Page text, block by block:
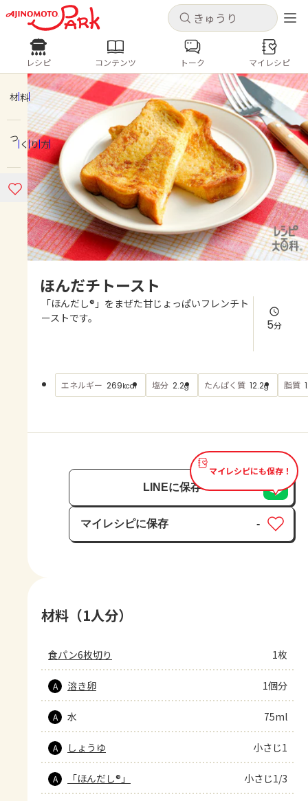
キャンセル
ログインするとレシピを保存できます
ログイン 新規登録
ホーム
コンテンツ
レシピ
よくあるお問い合わせ
AJINOMOTO PARK とは
キャンセル
レシピ コンテンツ
人気の食材・レシピ
きゅうり なす トマト
とうもろこし
ピーマン
みょうが ゴーヤ
レシピ コンテンツ トーク マイレシピ
材料
つくり方
ほんだチトースト
「ほんだし®」をまぜた甘じょっぱいフレンチト
ーストです。
5分
エネルギー 269kcal 塩分 2.2g たんぱく質 12.2g 脂質
マイレシピにも保存！
LINEに保存
マイレシピに保存
保存済み
-
材料（1人分）
食パン6枚切り 1枚
A 溶き卵 1個分
A 水 75ml
A しょうゆ 小さじ1
A 「ほんだし®」 小さじ1/3